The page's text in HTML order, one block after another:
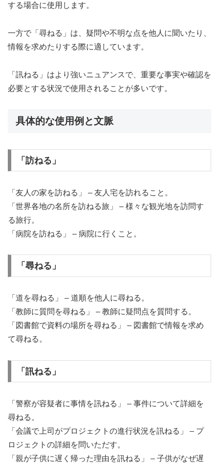
する場合に使用します。
一方で「尋ねる」は、疑問や不明な点を他人に聞いたり、
情報を求めたりする際に適しています。
「訊ねる」はより強いニュアンスで、重要な事実や確認を
必要とする状況で使用されることが多いです。
具体的な使用例と文脈
「訪ねる」
「友人の家を訪ねる」 – 友人宅を訪れること。
「世界各地の名所を訪ねる旅」 – 様々な観光地を訪問す
る旅行。
「病院を訪ねる」 – 病院に行くこと。
「尋ねる」
「道を尋ねる」 – 道順を他人に尋ねる。
「教師に質問を尋ねる」 – 教師に疑問点を質問する。
「図書館で資料の場所を尋ねる」 – 図書館で情報を求め
て尋ねる。
「訊ねる」
「警察が容疑者に事情を訊ねる」 – 事件について詳細を
尋ねる。
「会議で上司がプロジェクトの進行状況を訊ねる」 – プ
ロジェクトの詳細を問いただす。
「親が子供に遅く帰った理由を訊ねる」 – 子供がなぜ遅